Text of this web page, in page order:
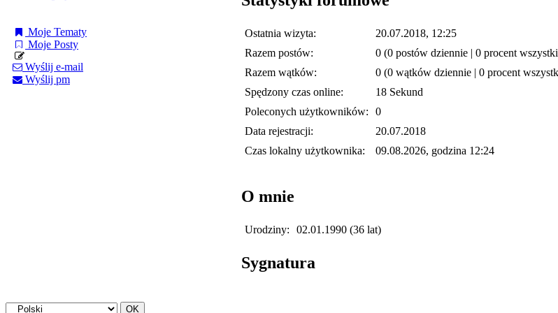
Moje Tematy
Moje Posty
Wyślij e-mail
Wyślij pm
Ostatnia wizyta:
20.07.2018, 12:25
Razem postów:
0 (0 postów dziennie | 0 procent
Razem wątków:
0 (0 wątków dziennie | 0 procent
Spędzony czas online:
18 Sekund
Poleconych użytkowników:
0
Data rejestracji:
20.07.2018
Czas lokalny użytkownika:
09.08.2026, godzina 12:24
O mnie
Urodziny: 02.01.1990 (36 lat)
Sygnatura